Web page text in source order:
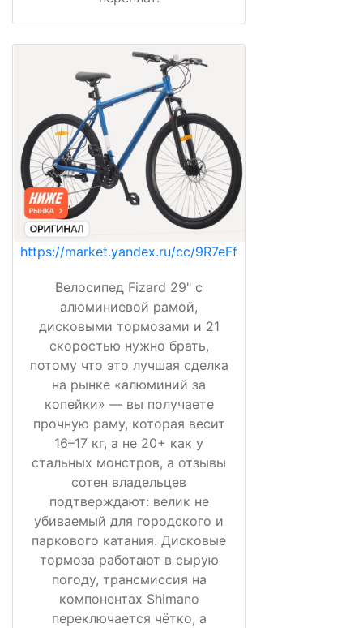
https://market.yandex.ru/cc/9R7eFf
Велосипед Fizard 29" с
алюминиевой рамой,
дисковыми тормозами и 21
скоростью нужно брать,
потому что это лучшая сделка
на рынке «алюминий за
копейки» — вы получаете
прочную раму, которая весит
16–17 кг, а не 20+ как у
стальных монстров, а отзывы
сотен владельцев
подтверждают: велик не
убиваемый для городского и
паркового катания. Дисковые
тормоза работают в сырую
погоду, трансмиссия на
компонентах Shimano
переключается чётко, а